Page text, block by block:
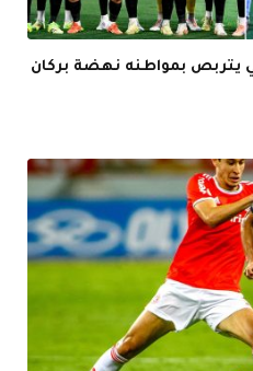
يتربص بمواطنه نهضة بركان